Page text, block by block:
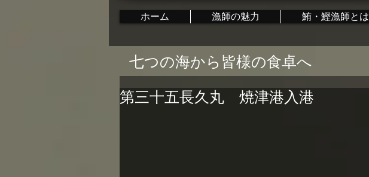
ホーム 漁師の魅力 鮪・鰹漁師とは
第三十五長久丸 焼津港入港
七つの海から皆様の食卓へ